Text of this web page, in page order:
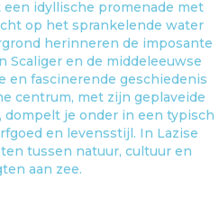
idyllische promenade met
op het sprankelende water
herinneren de imposante
Scaliger en de middeleeuwse
en fascinerende geschiedenis
centrum, met zijn geplaveide
je onder in een typisch
en levensstijl. In Lazise
tussen natuur, cultuur en
aan zee.